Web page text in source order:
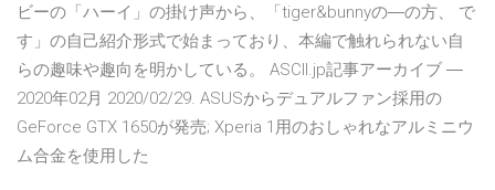
ビーの「ハーイ」の掛け声から、「tiger&bunnyの―の方、 で
す」の自己紹介形式で始まっており、本編で触れられない自
らの趣味や趣向を明かしている。 ASCII.jp記事アーカイブ ―
2020年02月 2020/02/29. ASUSからデュアルファン採用の
GeForce GTX 1650が発売; Xperia 1用のおしゃれなアルミニウ
ム合金を使用した